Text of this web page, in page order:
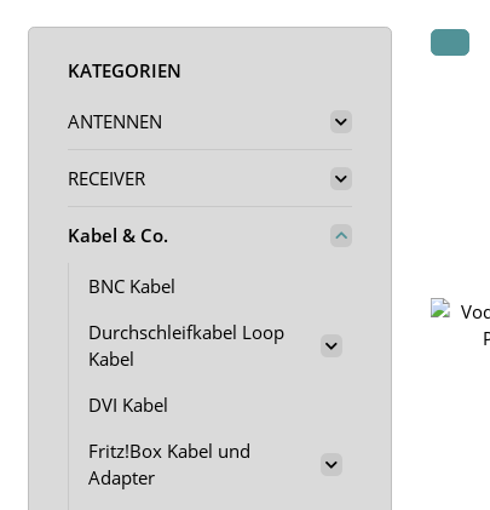
KATEGORIEN
ANTENNEN
RECEIVER
Kabel & Co.
BNC Kabel
Durchschleifkabel Loop
Kabel
DVI Kabel
Fritz!Box Kabel und
Adapter